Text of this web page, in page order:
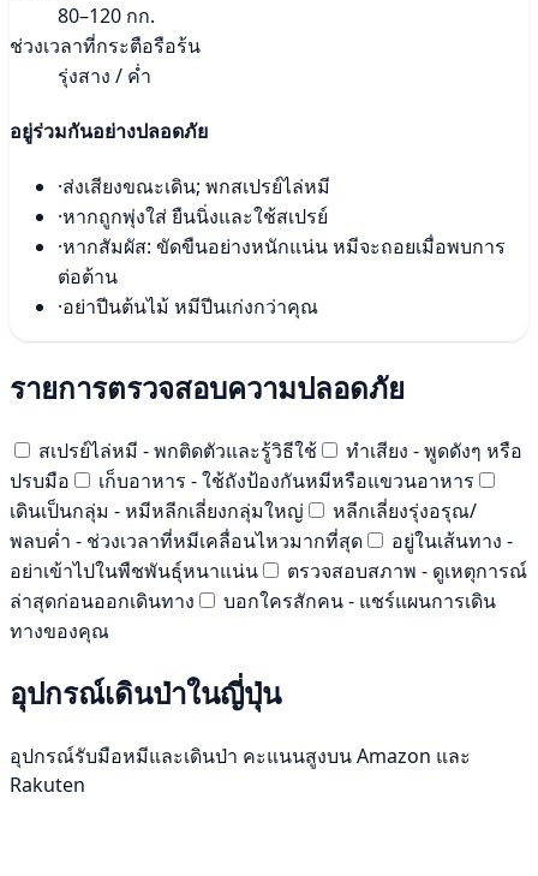
80–120 กก.
ช่วงเวลาที่กระตือรือร้น
รุ่งสาง / ค่ำ
อยู่ร่วมกันอย่างปลอดภัย
·ส่งเสียงขณะเดิน; พกสเปรย์ไล่หมี
·หากถูกพุ่งใส่ ยืนนิ่งและใช้สเปรย์
·หากสัมผัส: ขัดขืนอย่างหนักแน่น หมีจะถอยเมื่อพบการ
ต่อต้าน
·อย่าปีนต้นไม้ หมีปีนเก่งกว่าคุณ
รายการตรวจสอบความปลอดภัย
สเปรย์ไล่หมี - พกติดตัวและรู้วิธีใช้
ทำเสียง - พูดดังๆ หรือ
ปรบมือ
เก็บอาหาร - ใช้ถังป้องกันหมีหรือแขวนอาหาร
เดินเป็นกลุ่ม - หมีหลีกเลี่ยงกลุ่มใหญ่
หลีกเลี่ยงรุ่งอรุณ/
พลบค่ำ - ช่วงเวลาที่หมีเคลื่อนไหวมากที่สุด
อยู่ในเส้นทาง -
อย่าเข้าไปในพืชพันธุ์หนาแน่น
ตรวจสอบสภาพ - ดูเหตุการณ์
ล่าสุดก่อนออกเดินทาง
บอกใครสักคน - แชร์แผนการเดิน
ทางของคุณ
อุปกรณ์เดินป่าในญี่ปุ่น
อุปกรณ์รับมือหมีและเดินป่า คะแนนสูงบน Amazon และ
Rakuten